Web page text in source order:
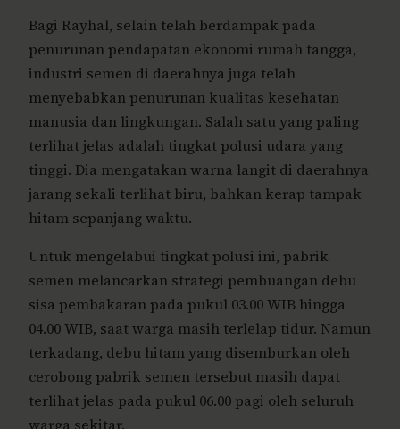
Bagi Rayhal, selain telah berdampak pada
penurunan pendapatan ekonomi rumah tangga,
industri semen di daerahnya juga telah
menyebabkan penurunan kualitas kesehatan
manusia dan lingkungan. Salah satu yang paling
terlihat jelas adalah tingkat polusi udara yang
tinggi. Dia mengatakan warna langit di daerahnya
jarang sekali terlihat biru, bahkan kerap tampak
hitam sepanjang waktu.
Untuk mengelabui tingkat polusi ini, pabrik
semen melancarkan strategi pembuangan debu
sisa pembakaran pada pukul 03.00 WIB hingga
04.00 WIB, saat warga masih terlelap tidur. Namun
terkadang, debu hitam yang disemburkan oleh
cerobong pabrik semen tersebut masih dapat
terlihat jelas pada pukul 06.00 pagi oleh seluruh
warga sekitar.